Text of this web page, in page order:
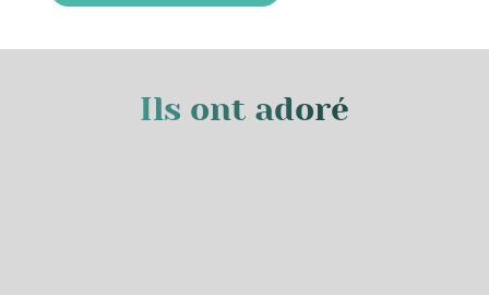
Ils ont adoré